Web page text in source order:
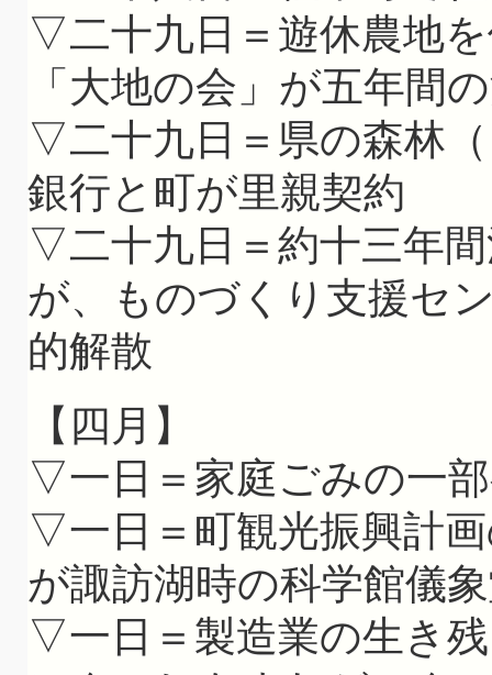
▽二十九日＝遊休農地
「大地の会」が五年間
▽二十九日＝県の森林
銀行と町が里親契約
▽二十九日＝約十三年
が、ものづくり支援セ
的解散
【四月】
▽一日＝家庭ごみの一
▽一日＝町観光振興計
が諏訪湖時の科学館儀
▽一日＝製造業の生き